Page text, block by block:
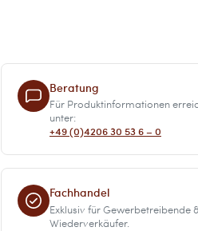
Beratung
Für Produktinformationen
unter:
+49 (0)4206 30 53 6 – 0
Fachhandel
Exklusiv für Gewerbetreibende
Wiederverkäufer.